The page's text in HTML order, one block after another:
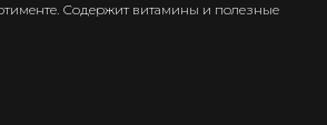
Содержит витамины и полезные